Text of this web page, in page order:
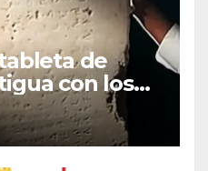
de
con los